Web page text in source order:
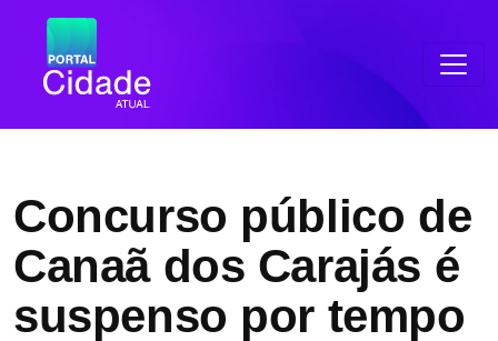
Concurso público de
Canaã dos Carajás é
suspenso por tempo